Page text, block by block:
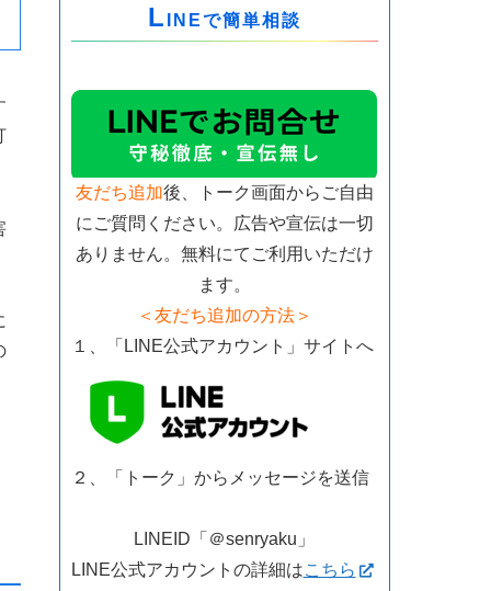
L INEで簡単相談
友だち追加後、トーク画面からご自由
にご質問ください。広告や宣伝は一切
ありません。無料にてご利用いただけ
ます。
＜友だち追加の方法＞
１、「LINE公式アカウント」サイトへ
２、「トーク」からメッセージを送信
LINEID「＠senryaku」
LINE公式アカウントの詳細はこちら